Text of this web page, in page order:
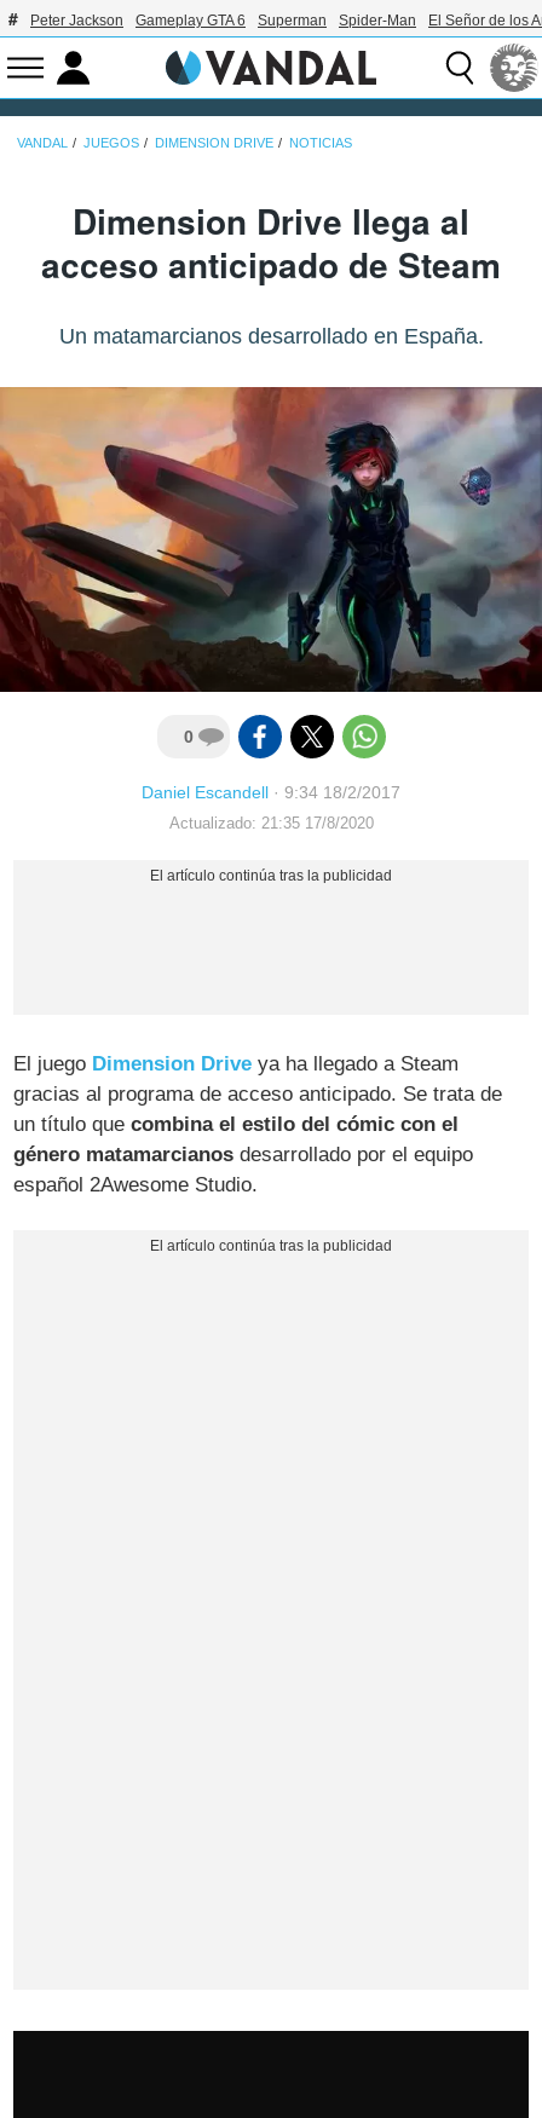
Peter Jackson Gameplay GTA 6 Superman Spider-Man El Señor de los
VANDAL JUEGOS DIMENSION DRIVE NOTICIAS
Dimension Drive llega al
acceso anticipado de Steam
Un matamarcianos desarrollado en España.
0
Daniel Escandell · 9:34 18/2/2017
Actualizado: 21:35 17/8/2020
El juego Dimension Drive ya ha llegado a Steam
gracias al programa de acceso anticipado. Se trata de
un título quecombina el estilo del cómic con el
género matamarcianos desarrollado por el equipo
español 2Awesome Studio.